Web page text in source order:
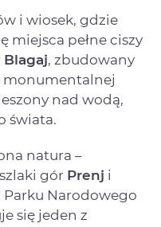
i wiosek, gdzie
miejsca pełne ciszy
Blagaj, zbudowany
monumentalnej
nad wodą,
świata.
natura –
gór Prenj i
Parku Narodowego
się jeden z